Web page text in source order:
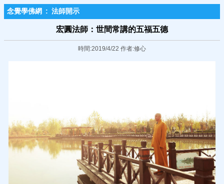
念覺學佛網 : 法師開示
宏圓法師：世間常講的五福五德
時間:2019/4/22 作者:修心